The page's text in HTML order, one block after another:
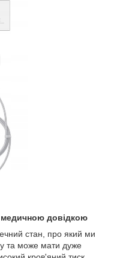
медичною довідкою
стан, про який ми
та може мати дуже